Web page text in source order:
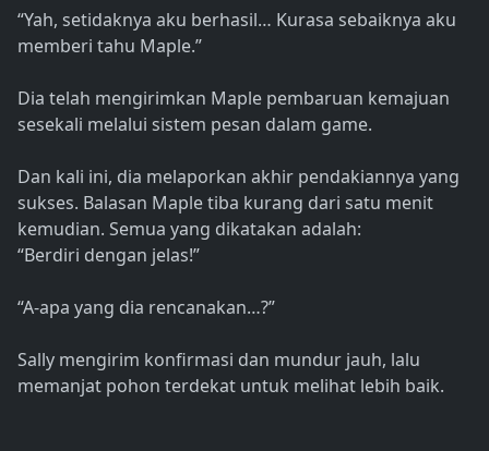
“Yah, setidaknya aku berhasil… Kurasa sebaiknya aku
memberi tahu Maple.”
Dia telah mengirimkan Maple pembaruan kemajuan
sesekali melalui sistem pesan dalam game.
Dan kali ini, dia melaporkan akhir pendakiannya yang
sukses. Balasan Maple tiba kurang dari satu menit
kemudian. Semua yang dikatakan adalah:
“Berdiri dengan jelas!”
“A-apa yang dia rencanakan…?”
Sally mengirim konfirmasi dan mundur jauh, lalu
memanjat pohon terdekat untuk melihat lebih baik.